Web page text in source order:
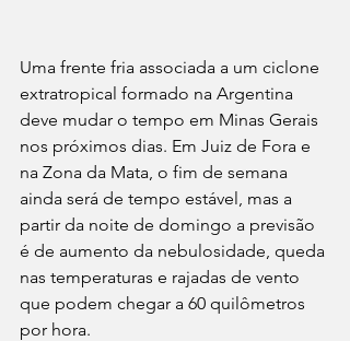
Uma frente fria associada a um ciclone
extratropical formado na Argentina
deve mudar o tempo em Minas Gerais
nos próximos dias. Em Juiz de Fora e
na Zona da Mata, o fim de semana
ainda será de tempo estável, mas a
partir da noite de domingo a previsão
é de aumento da nebulosidade, queda
nas temperaturas e rajadas de vento
que podem chegar a 60 quilômetros
por hora.